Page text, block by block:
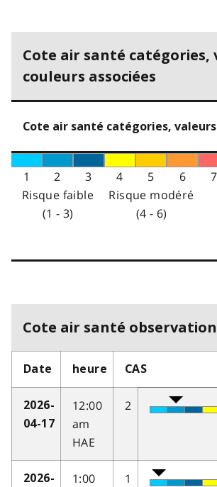
Cote air santé catégories,
couleurs associées
Cote air santé catégories, valeurs
1 2 3 4 5 6 7
Risque faible
(1 - 3)
Risque modéré
(4 - 6)
Cote air santé
Date heure CAS
2026-
04-17
12:00
am
HAE
2
2026-
1:00
1